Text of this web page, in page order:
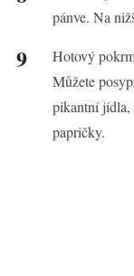
pánve. Na
Hotový
Můžete
pikantní jídla,
papričky.